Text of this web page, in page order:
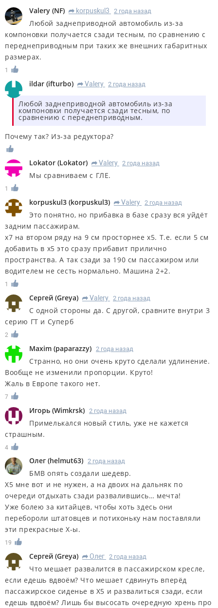
Valery (NF) R korpuskul3 2 года назад
Любой заднеприводной автомобиль из-за
компоновки получается сзади тесным, по сравнению с
переднеприводным при таких же внешних габаритных
размерах.
1
ildar (ifturbo) R Valery 2 года назад
Любой заднеприводной автомобиль из-за
компоновки получается сзади тесным, по
сравнению с переднеприводным.
Почему так? Из-за редуктора?
Lokator (Lokator) R Valery 2 года назад
Мы сравниваем с ГЛЕ.
1
korpuskul3 (korpuskul3) R Valery 2 года назад
Это понятно, но прибавка в базе сразу вся уйдёт
задним пассажирам.
х7 на втором ряду на 9 см просторнее х5. Т.е. если 5 см
добавить в х5 это сразу прибавит прилично
пространства. А так сзади за 190 см пассажиром или
водителем не сесть нормально. Машина 2+2.
1
Сергей (Greya) R Valery 2 года назад
С одной стороны да. С другой, сравните внутри 3
серию ГТ и Суперб
2
Maxim (paparazzy) 2 года назад
Странно, но они очень круто сделали удлинение.
Вообще не изменили пропорции. Круто!
Жаль в Европе такого нет.
7
Игорь (Wimkrsk) 2 года назад
Примелькался новый стиль, уже не кажется
страшным.
4
Олег (helmut63) 2 года назад
БМВ опять создали шедевр.
Х5 мне вот и не нужен, а на двоих на дальняк по
очереди отдыхать сзади развалившись… мечта!
Уже болею за китайцев, чтобы хоть здесь они
перебороли штатовцев и потихоньку нам поставляли
эти прекрасные Х-ы.
19
Сергей (Greya) R Олег 2 года назад
Что мешает развалится в пассажирском кресле,
если едешь вдвоём? Что мешает сдвинуть вперёд
пассажирское сиденье в Х5 и развалиться сзади, если
едешь вдвоём? Лишь бы высосать очередную хрень про